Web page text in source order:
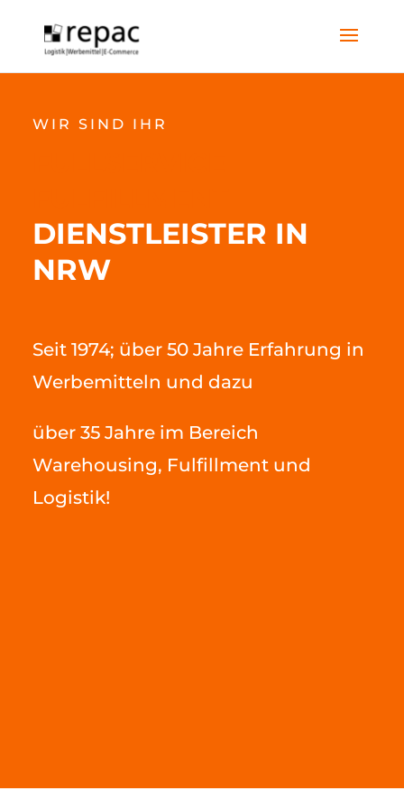
WIR SIND IHR
DIENSTLEISTER IN
NRW
Seit 1974; über 50 Jahre Erfahrung in
Werbemitteln und dazu
über 35 Jahre im Bereich
Warehousing, Fulfillment und
Logistik!